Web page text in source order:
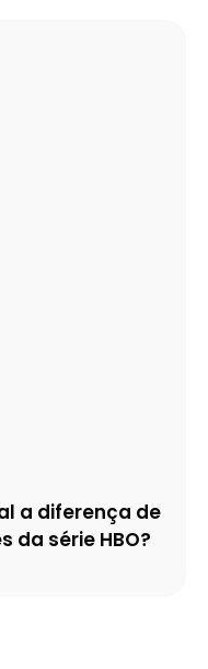
a diferença de
da série HBO?